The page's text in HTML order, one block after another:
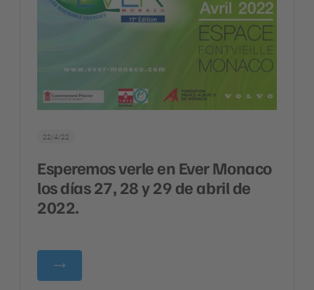
22/4/22
Esperemos verle en Ever Monaco
los días 27, 28 y 29 de abril de
2022.